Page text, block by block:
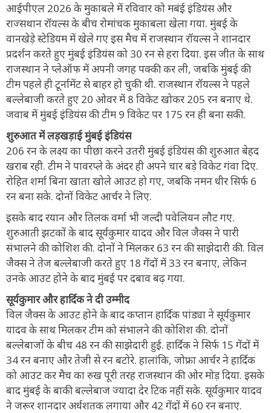
आईपीएल 2026 के मुकाबले में रविवार को मबंई इंडियंस और
राज्सथान रॉयल्स के बीच रोमांचक मुकाबला खेला गया. मुंबई के
वानखेड़े स्टेडियम में खेले गए इस मैच में राजस्थान रॉयल्स ने शानदार
प्रदर्शन करते हुए मुंबई इंडियंस को 30 रन से हरा दिया. इस जीत के साथ
राजस्थान ने प्लेऑफ में अपनी जगह पक्की कर ली, जबकि मुंबई की
टीम पहले ही टूर्नामेंट से बाहर हो चुकी थी. राजस्थान रॉयल्स ने पहले
बल्लेबाजी करते हुए 20 ओवर में 8 विकेट खोकर 205 रन बनाए थे.
जवाब में मुंबई इंडियंस की टीम 9 विकेट पर 175 रन ही बना सकी.
शुरुआत में लड़खड़ाई मुंबई इंडियंस
206 रन के लक्ष्य का पीछा करने उतरी मुंबई इंडियंस की शुरुआत बेहद
खराब रही. टीम ने पावरप्ले के अंदर ही अपने चार बड़े विकेट गंवा दिए.
रोहित शर्मा बिना खाता खोले आउट हो गए, जबकि नमन धीर सिर्फ 6
रन बना सके. दोनों विकेट आर्चर ने लिए.
इसके बाद रयान और तिलक वर्मा भी जल्दी पवेलियन लौट गए.
शुरुआती झटकों के बाद सूर्यकुमार यादव और विल जैक्स ने पारी
संभालने की कोशिश की. दोनों ने मिलकर 63 रन की साझेदारी की. विल
जैक्स ने तेज बल्लेबाजी करते हुए 18 गेंदों में 33 रन बनाए, लेकिन
उनके आउट होने के बाद मुंबई पर दबाव बढ़ गया.
सूर्यकुमार और हार्दिक ने दी उम्मीद
विल जैक्स के आउट होने के बाद कप्तान हार्दिक पांड्या ने सूर्यकुमार
यादव के साथ मिलकर टीम को संभालने की कोशिश की. दोनों
बल्लेबाजों के बीच 48 रन की साझेदारी हुई. हार्दिक ने सिर्फ 15 गेंदों में
34 रन बनाए और तेजी से रन बटोरे. हालांकि, जोफ्रा आर्चर ने हार्दिक
को आउट कर मैच का रुख पूरी तरह राजस्थान की ओर मोड़ दिया. इसके
बाद मुंबई के बाकी बल्लेबाज ज्यादा देर टिक नहीं सके. सूर्यकुमार यादव
ने जरूर शानदार अर्धशतक लगाया और 42 गेंदों में 60 रन बनाए.